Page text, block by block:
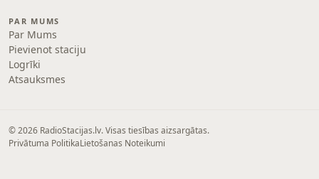
PAR MUMS
Par Mums
Pievienot staciju
Logrīki
Atsauksmes
© 2026 RadioStacijas.lv. Visas tiesības aizsargātas.
Privātuma PolitikaLietošanas Noteikumi